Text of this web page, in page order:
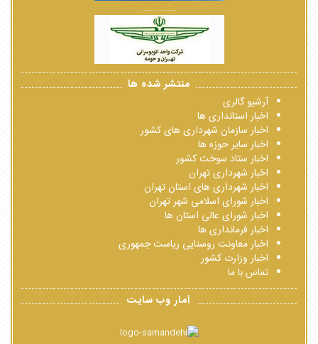
................
منتشر شده ها
آرشیو گالری
اخبار استانداری ها
اخبار سازمان شهرداری های کشور
اخبار سایر حوزه ها
اخبار ستاد سوخت کشور
اخبار شهرداری تهران
اخبار شهرداری های استان تهران
اخبار شورای اسلامی شهر تهران
اخبار شورای عالی استان ها
اخبار فرمانداری ها
اخبار معاونت روستایی ریاست جمهوری
اخبار وزارت کشور
تماس با ما
آمار وب سایت